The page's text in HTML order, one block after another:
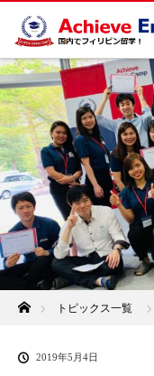
ホームトピックス一覧
2019年5月4日